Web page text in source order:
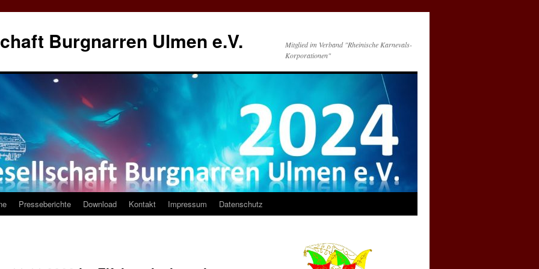
Burgnarren Ulmen e.V.
Mitglied im Verband "Rheinische Karnevals-
Korporationen"
Presseberichte Download Kontakt Impressum Datenschutz